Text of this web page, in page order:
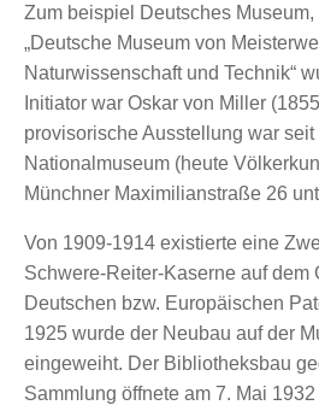
Zum beispiel Deutsches
„Deutsche Museum von
Naturwissenschaft und Technik“
Initiator war Oskar von Miller
provisorische Ausstellung war seit
Nationalmuseum (heute
Münchner Maximilianstraße 26
Von 1909-1914 existierte eine
Schwere-Reiter-Kaserne auf dem
Deutschen bzw. Europäischen
1925 wurde der Neubau auf der
eingeweiht. Der Bibliotheksbau
Sammlung öffnete am 7. Mai